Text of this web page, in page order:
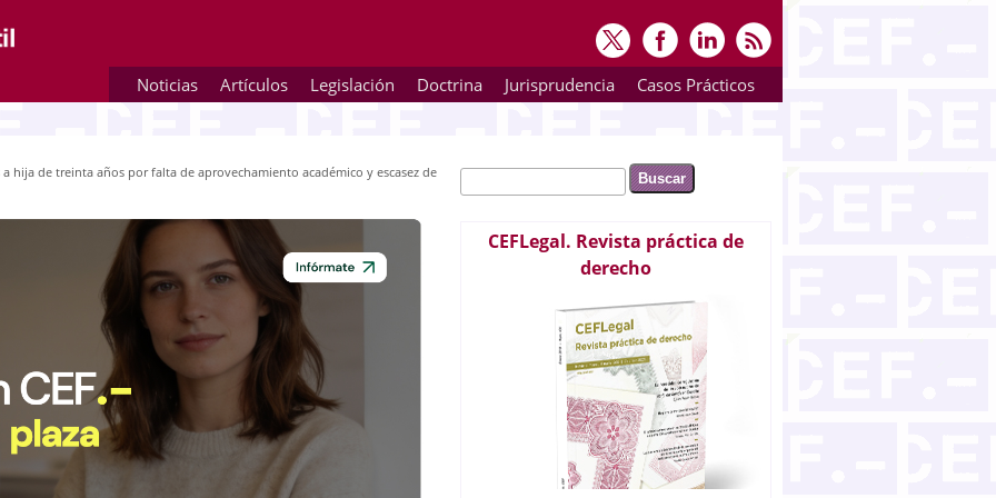
Noticias Artículos Legislación Doctrina Jurisprudencia Casos Prácticos
hija de treinta años por falta de aprovechamiento académico y escasez de
Formulario de búsqueda
Buscar
CEFLegal. Revista práctica de
derecho